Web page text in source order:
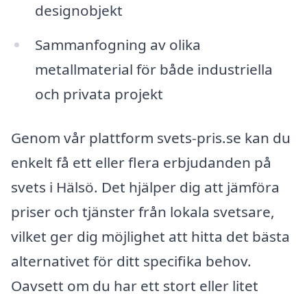
designobjekt
Sammanfogning av olika
metallmaterial för både industriella
och privata projekt
Genom vår plattform svets-pris.se kan du
enkelt få ett eller flera erbjudanden på
svets i Hälsö. Det hjälper dig att jämföra
priser och tjänster från lokala svetsare,
vilket ger dig möjlighet att hitta det bästa
alternativet för ditt specifika behov.
Oavsett om du har ett stort eller litet